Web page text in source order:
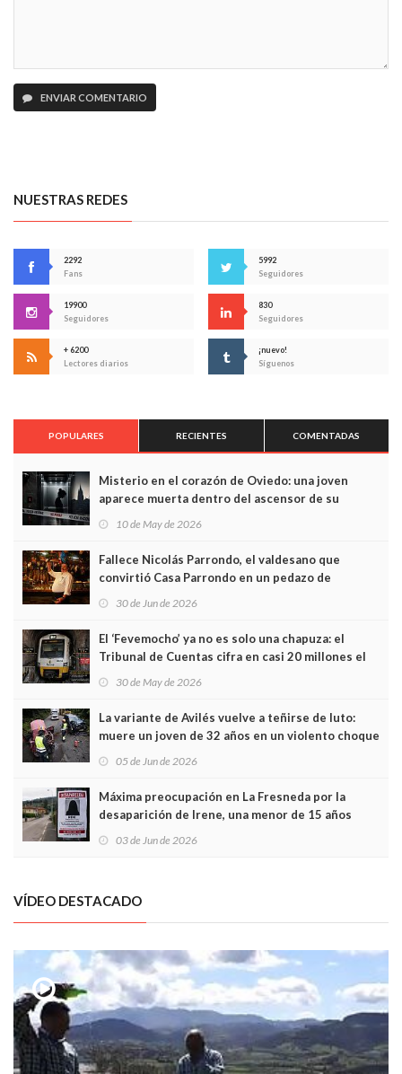
ENVIAR COMENTARIO
NUESTRAS REDES
2292
Fans
5992
Seguidores
19900
Seguidores
830
Seguidores
+ 6200
Lectores diarios
¡nuevo!
Síguenos
POPULARES RECIENTES COMENTADAS
Misterio en el corazón de Oviedo: una joven
aparece muerta dentro del ascensor de su
edificio y las cámaras captan sus últimos minutos
10 de May de 2026
Fallece Nicolás Parrondo, el valdesano que
convirtió Casa Parrondo en un pedazo de
Asturias en Madrid
30 de Jun de 2026
El ‘Fevemocho’ ya no es solo una chapuza: el
Tribunal de Cuentas cifra en casi 20 millones el
sobrecoste de los trenes que no cabían por los
30 de May de 2026
La variante de Avilés vuelve a teñirse de luto:
muere un joven de 32 años en un violento choque
frontal
05 de Jun de 2026
Máxima preocupación en La Fresneda por la
desaparición de Irene, una menor de 15 años
03 de Jun de 2026
VÍDEO DESTACADO